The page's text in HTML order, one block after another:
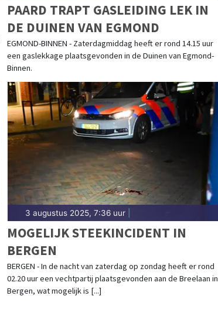
PAARD TRAPT GASLEIDING LEK IN
DE DUINEN VAN EGMOND
EGMOND-BINNEN - Zaterdagmiddag heeft er rond 14.15 uur
een gaslekkage plaatsgevonden in de Duinen van Egmond-
Binnen.
3 augustus 2025, 7:36 uur|
MOGELIJK STEEKINCIDENT IN
BERGEN
BERGEN - In de nacht van zaterdag op zondag heeft er rond
02.20 uur een vechtpartij plaatsgevonden aan de Breelaan in
Bergen, wat mogelijk is [...]